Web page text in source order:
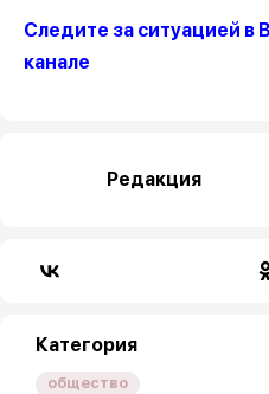
Следите за ситуацией
канале
Редакция
Категория
общество